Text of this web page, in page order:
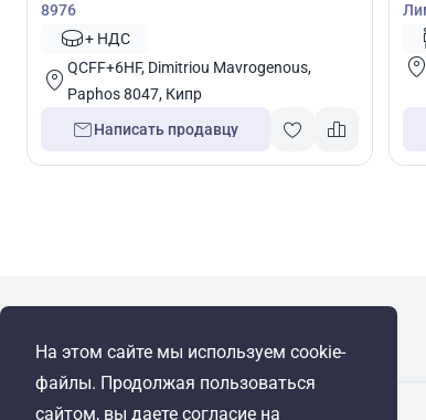
8976
+ НДС
QCFF+6HF, Dimitriou Mavrogenous,
Paphos 8047, Кипр
Написать продавцу
На этом сайте мы используем cookie-
файлы. Продолжая пользоваться
сайтом, вы даете согласие на
© Cyprus Realestate 2026. Все права защищены!